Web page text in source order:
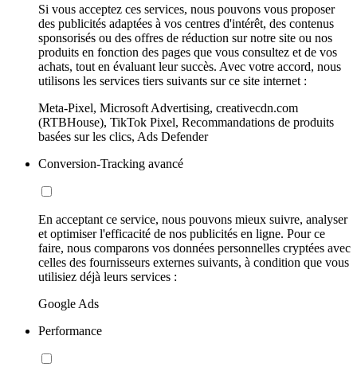
Si vous acceptez ces services, nous pouvons vous proposer
des publicités adaptées à vos centres d'intérêt, des contenus
sponsorisés ou des offres de réduction sur notre site ou nos
produits en fonction des pages que vous consultez et de vos
achats, tout en évaluant leur succès. Avec votre accord, nous
utilisons les services tiers suivants sur ce site internet :
Meta-Pixel, Microsoft Advertising, creativecdn.com
(RTBHouse), TikTok Pixel, Recommandations de produits
basées sur les clics, Ads Defender
Conversion-Tracking avancé
En acceptant ce service, nous pouvons mieux suivre, analyser
et optimiser l'efficacité de nos publicités en ligne. Pour ce
faire, nous comparons vos données personnelles cryptées avec
celles des fournisseurs externes suivants, à condition que vous
utilisiez déjà leurs services :
Google Ads
Performance